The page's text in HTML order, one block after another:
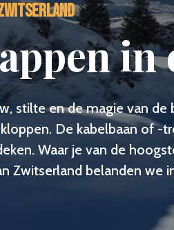
in
stilte en de magie van de
De kabelbaan of -
Waar je van de
Zwitserland belanden we